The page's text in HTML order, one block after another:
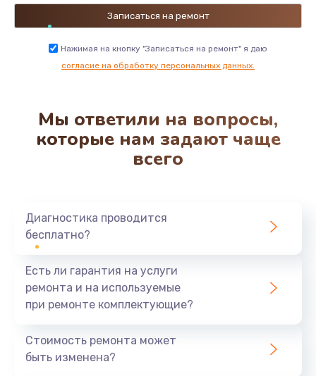
Нажимая на кнопку "Записаться на ремонт" я даю
согласие на обработку персональных данных.
Мы ответили на вопросы,
которые нам задают чаще
всего
Диагностика проводится
бесплатно?
Есть ли гарантия на услуги
ремонта и на используемые
при ремонте комплектующие?
Стоимость ремонта может
быть изменена?